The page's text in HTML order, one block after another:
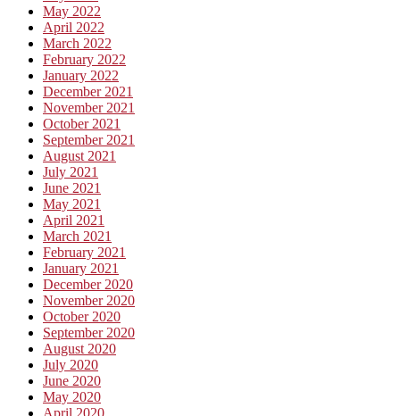
May 2022
April 2022
March 2022
February 2022
January 2022
December 2021
November 2021
October 2021
September 2021
August 2021
July 2021
June 2021
May 2021
April 2021
March 2021
February 2021
January 2021
December 2020
November 2020
October 2020
September 2020
August 2020
July 2020
June 2020
May 2020
April 2020